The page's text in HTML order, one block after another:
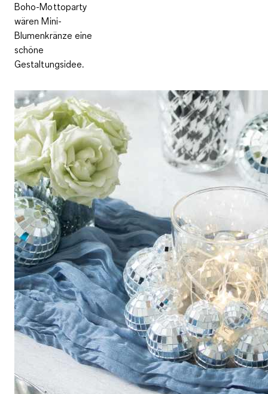
Boho-Mottoparty
wären Mini-
Blumenkränze eine
schöne
Gestaltungsidee.